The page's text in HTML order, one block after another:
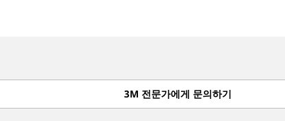
3M 전문가에게 문의하기